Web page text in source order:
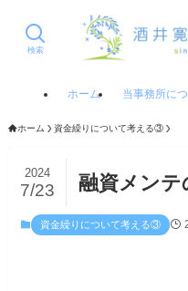
検索
ホーム 当事務所に
ホーム 資金繰りについて考える③
融資メン
2024
7/23
資金繰りについて考える③